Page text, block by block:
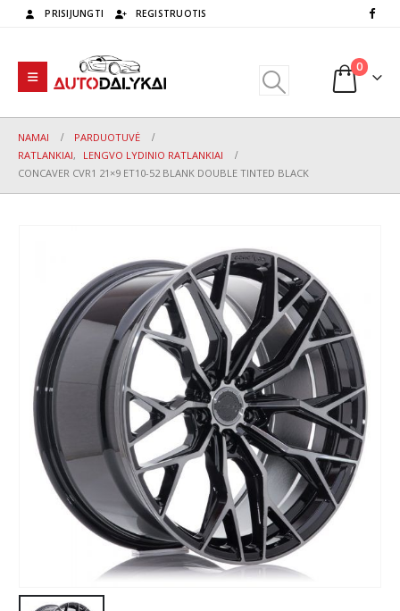
PRISIJUNGTI REGISTRUOTIS
0
NAMAI
PARDUOTUVĖ
RATLANKIAI,
LENGVO LYDINIO RATLANKIAI
CONCAVER CVR1 21×9 ET10-52 BLANK DOUBLE TINTED BLACK